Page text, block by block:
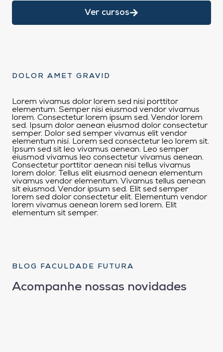
Ver cursos
DOLOR AMET GRAVID
Lorem vivamus dolor lorem sed nisi porttitor
elementum. Semper nisi eiusmod vendor vivamus
lorem. Consectetur lorem ipsum sed. Vendor lorem
sed. Ipsum dolor aenean eiusmod dolor consectetur
semper. Dolor sed semper vivamus elit vendor
elementum nisi. Lorem sed consectetur leo lorem sit.
Ipsum sed sit leo vivamus aenean. Leo semper
eiusmod vivamus leo consectetur vivamus aenean.
Consectetur porttitor aenean nisi tellus vivamus
lorem dolor. Tellus elit eiusmod aenean elementum
vivamus vendor elementum. Vivamus tellus aenean
sit eiusmod. Vendor ipsum sed. Elit sed semper
lorem sed dolor consectetur elit. Elementum vendor
lorem vivamus aenean lorem sed lorem. Elit
elementum sit semper.
BLOG FACULDADE FUTURA
Acompanhe nossas novidades